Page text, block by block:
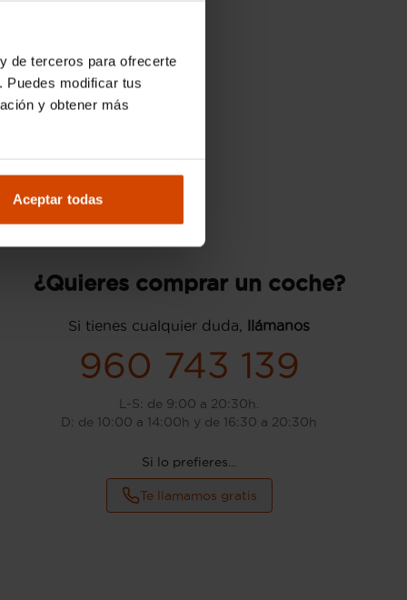
de terceros para ofrecerte
Puedes modificar tus
y obtener más
Aceptar todas
¿Quieres comprar un coche?
Si tienes cualquier duda, llámanos
960 743 139
L-S: de 9:00 a 20:30h.
D: de 10:00 a 14:00h y de 16:30 a 20:30h
Si lo prefieres...
Te llamamos gratis